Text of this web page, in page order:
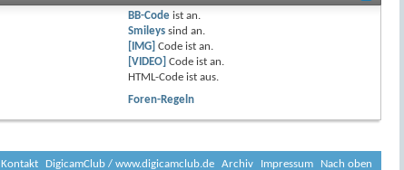
BB-Codeist an.
Smileyssind an.
[IMG] Code ist an.
[VIDEO] Code ist an.
HTML-Code ist aus.
Foren-Regeln
Kontakt DigicamClub / www.digicamclub.de Archiv Impressum Nach oben